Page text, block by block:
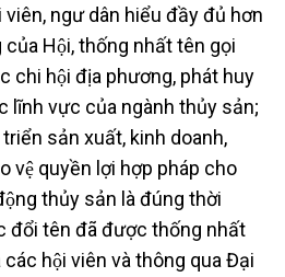
ngư dân hiểu đầy đủ hơn
Hội, thống nhất tên gọi
chi hội địa phương, phát huy
lĩnh vực của ngành thủy sản;
sản xuất, kinh doanh,
vệ quyền lợi hợp pháp cho
thủy sản là đúng thời
đổi tên đã được thống nhất
hội viên và thông qua Đại